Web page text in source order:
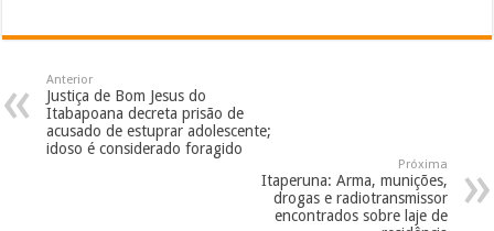
Anterior
Justiça de Bom Jesus do
Itabapoana decreta prisão de
acusado de estuprar adolescente;
idoso é considerado foragido
Próxima
Itaperuna: Arma, munições,
drogas e radiotransmissor
encontrados sobre laje de